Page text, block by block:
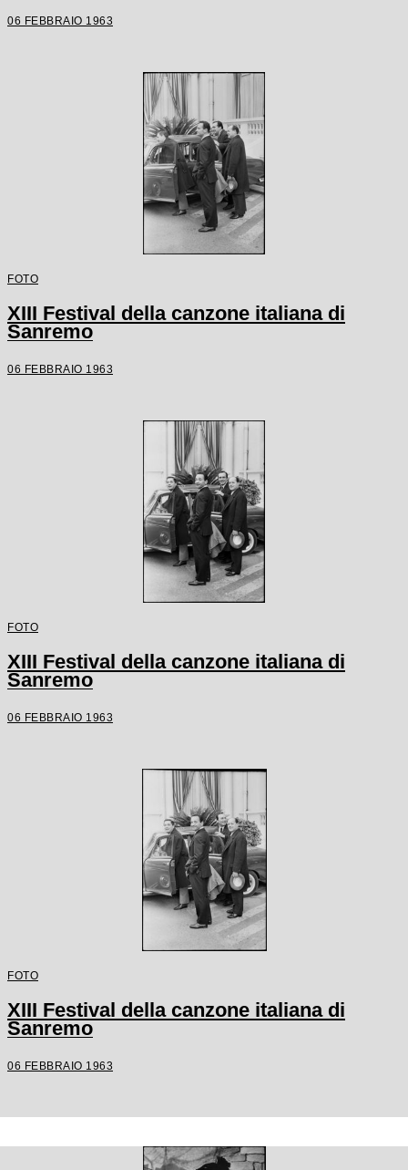
06 FEBBRAIO 1963
FOTO
XIII Festival della canzone italiana di
Sanremo
06 FEBBRAIO 1963
FOTO
XIII Festival della canzone italiana di
Sanremo
06 FEBBRAIO 1963
FOTO
XIII Festival della canzone italiana di
Sanremo
06 FEBBRAIO 1963